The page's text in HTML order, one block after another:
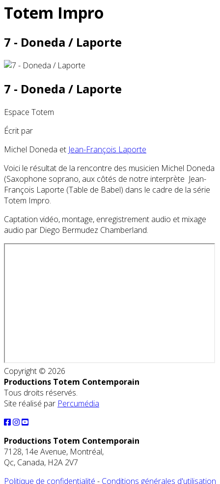
Totem Impro
7 - Doneda / Laporte
7 - Doneda / Laporte
Espace Totem
Écrit par
Michel Doneda et Jean-François Laporte
Voici le résultat de la rencontre des musicien Michel Doneda
(Saxophone soprano, aux côtés de notre interprète Jean-
François Laporte (Table de Babel) dans le cadre de la série
Totem Impro.
Captation vidéo, montage, enregistrement audio et mixage
audio par Diego Bermudez Chamberland.
Copyright © 2026
Productions Totem Contemporain
Tous droits réservés.
Site réalisé par Percumédia
Productions Totem Contemporain
7128, 14e Avenue, Montréal,
Qc, Canada, H2A 2V7
Politique de confidentialité - Conditions générales d'utilisation